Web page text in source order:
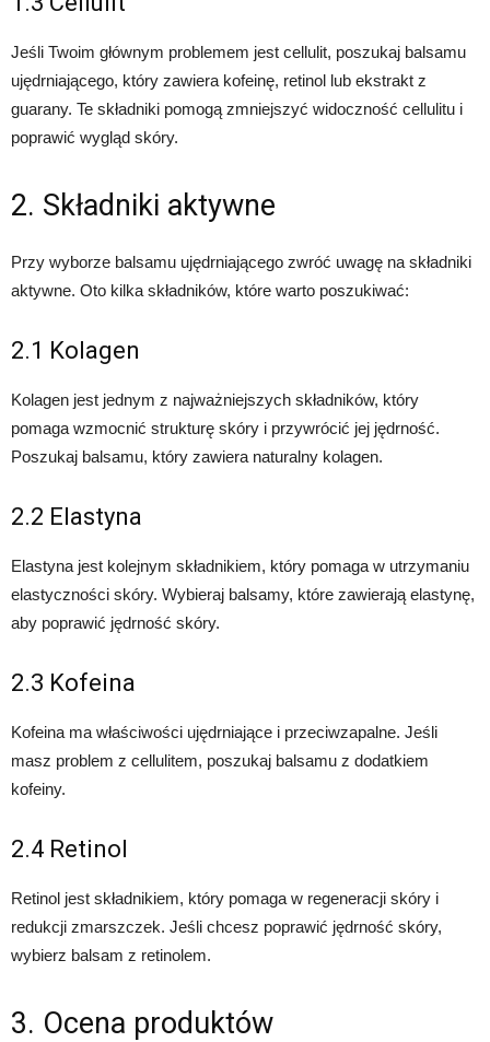
Jeśli Twoim głównym problemem jest cellulit, poszukaj balsamu
ujędrniającego, który zawiera kofeinę, retinol lub ekstrakt z
guarany. Te składniki pomogą zmniejszyć widoczność cellulitu i
poprawić wygląd skóry.
2. Składniki aktywne
Przy wyborze balsamu ujędrniającego zwróć uwagę na składniki
aktywne. Oto kilka składników, które warto poszukiwać:
2.1 Kolagen
Kolagen jest jednym z najważniejszych składników, który
pomaga wzmocnić strukturę skóry i przywrócić jej jędrność.
Poszukaj balsamu, który zawiera naturalny kolagen.
2.2 Elastyna
Elastyna jest kolejnym składnikiem, który pomaga w utrzymaniu
elastyczności skóry. Wybieraj balsamy, które zawierają elastynę,
aby poprawić jędrność skóry.
2.3 Kofeina
Kofeina ma właściwości ujędrniające i przeciwzapalne. Jeśli
masz problem z cellulitem, poszukaj balsamu z dodatkiem
kofeiny.
2.4 Retinol
Retinol jest składnikiem, który pomaga w regeneracji skóry i
redukcji zmarszczek. Jeśli chcesz poprawić jędrność skóry,
wybierz balsam z retinolem.
3. Ocena produktów